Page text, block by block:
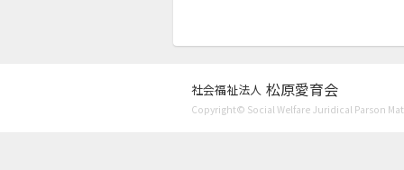
2025年11月
2025年10月
社会福祉法人 松原愛育会
Copyright© Social Welfare Juridical Parson